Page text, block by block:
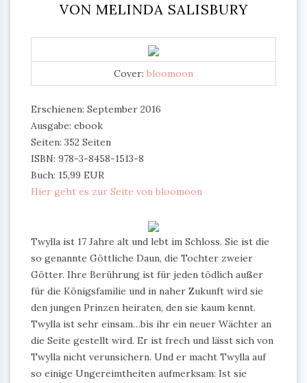
VON MELINDA SALISBURY
Cover: bloomoon
Erschienen: September 2016
Ausgabe: ebook
Seiten: 352 Seiten
ISBN: 978-3-8458-1513-8
Buch: 15,99 EUR
Hier geht es zur Seite von bloomoon
Twylla ist 17 Jahre alt und lebt im Schloss. Sie ist die
so genannte Göttliche Daun, die Tochter zweier
Götter. Ihre Berührung ist für jeden tödlich außer
für die Königsfamilie und in naher Zukunft wird sie
den jungen Prinzen heiraten, den sie kaum kennt.
Twylla ist sehr einsam…bis ihr ein neuer Wächter an
die Seite gestellt wird. Er ist frech und lässt sich von
Twylla nicht verunsichern. Und er macht Twylla auf
so einige Ungereimtheiten aufmerksam: Ist sie